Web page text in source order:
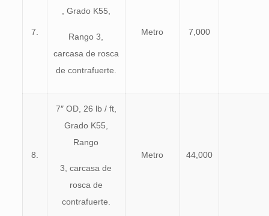
7.
, Grado K55,
Rango 3,
carcasa de rosca
de contrafuerte.
Metro 7,000
8.
7″ OD, 26 lb / ft,
Grado K55,
Rango
3, carcasa de
rosca de
contrafuerte.
Metro 44,000